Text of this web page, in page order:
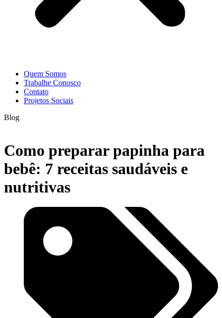
Quem Somos
Trabalhe Conosco
Contato
Projetos Sociais
Blog
Como preparar papinha para
bebê: 7 receitas saudáveis e
nutritivas